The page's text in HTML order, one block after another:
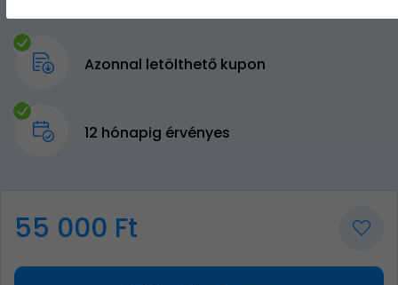
Azonnal letölthető kupon
12 hónapig érvényes
55 000 Ft